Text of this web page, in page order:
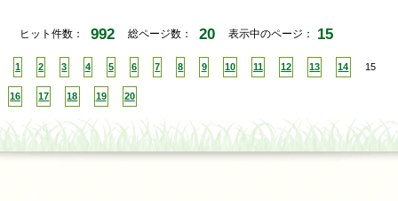
ヒット件数： 992 総ページ数： 20 表示中のページ： 15
1 2 3 4 5 6 7 8 9 10 11 12 13 14 15
16 17 18 19 20